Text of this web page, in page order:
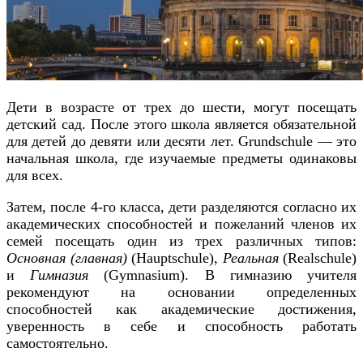
Дети в возрасте от трех до шести, могут посещать
детский сад. После этого школа является обязательной
для детей до девяти или десяти лет. Grundschule — это
начальная школа, где изучаемые предметы одинаковы
для всех.
Затем, после 4-го класса, дети разделяются согласно их
академических способностей и пожеланий членов их
семей посещать один из трех различных типов:
Основная (главная)(Hauptschule), Реальная(Realschule)
и Гимназия(Gymnasium). В гимназию учителя
рекомендуют на основании определенных
способностей как академические достижения,
уверенность в себе и способность работать
самостоятельно.